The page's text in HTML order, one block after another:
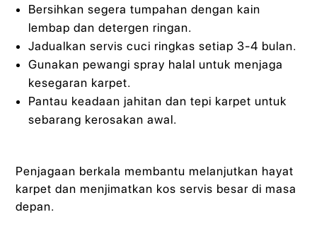
Bersihkan segera tumpahan dengan kain
lembap dan detergen ringan.
Jadualkan servis cuci ringkas setiap 3-4 bulan.
Gunakan pewangi spray halal untuk menjaga
kesegaran karpet.
Pantau keadaan jahitan dan tepi karpet untuk
sebarang kerosakan awal.
Penjagaan berkala membantu melanjutkan hayat
karpet dan menjimatkan kos servis besar di masa
depan.